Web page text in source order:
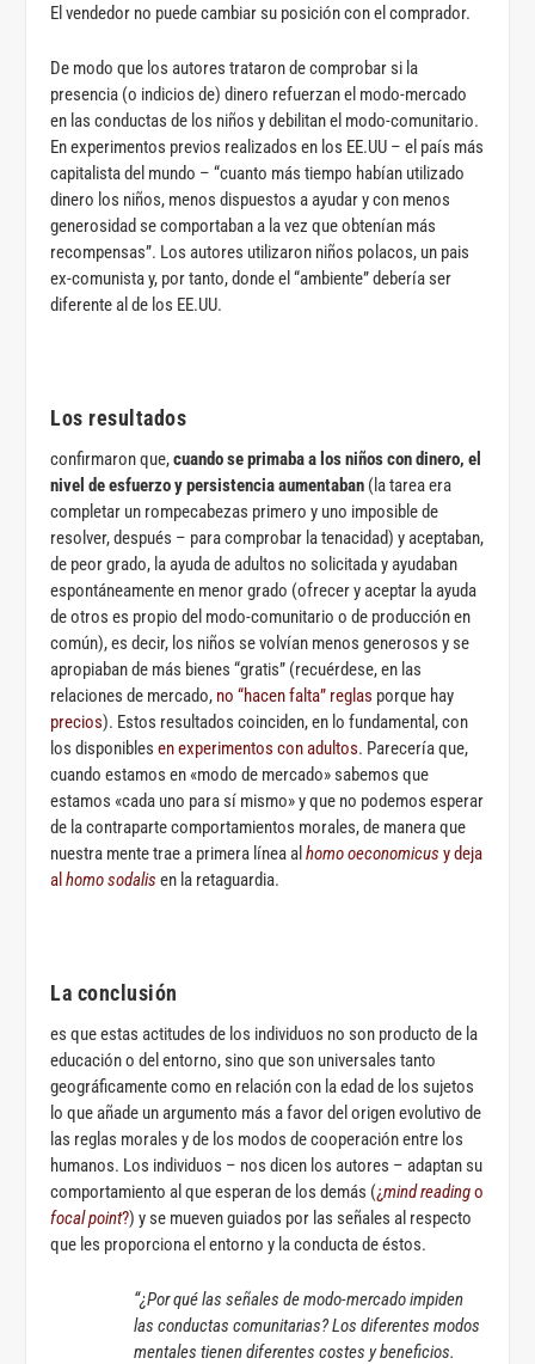
El vendedor no puede cambiar su posición con el comprador.
De modo que los autores trataron de comprobar si la
presencia (o indicios de) dinero refuerzan el modo-mercado
en las conductas de los niños y debilitan el modo-comunitario.
En experimentos previos realizados en los EE.UU – el país más
capitalista del mundo – “cuanto más tiempo habían utilizado
dinero los niños, menos dispuestos a ayudar y con menos
generosidad se comportaban a la vez que obtenían más
recompensas”. Los autores utilizaron niños polacos, un pais
ex-comunista y, por tanto, donde el “ambiente” debería ser
diferente al de los EE.UU.
Los resultados
confirmaron que,cuando se primaba a los niños con dinero, el
nivel de esfuerzo y persistencia aumentaban (la tarea era
completar un rompecabezas primero y uno imposible de
resolver, después – para comprobar la tenacidad) y aceptaban,
de peor grado, la ayuda de adultos no solicitada y ayudaban
espontáneamente en menor grado (ofrecer y aceptar la ayuda
de otros es propio del modo-comunitario o de producción en
común), es decir, los niños se volvían menos generosos y se
apropiaban de más bienes “gratis” (recuérdese, en las
relaciones de mercado, no “hacen falta” reglas porque hay
precios). Estos resultados coinciden, en lo fundamental, con
los disponiblesen experimentos con adultos. Parecería que,
cuando estamos en «modo de mercado» sabemos que
estamos «cada uno para sí mismo» y que no podemos esperar
de la contraparte comportamientos morales, de manera que
nuestra mente trae a primera línea alhomo oeconomicusy deja
alhomo sodalis en la retaguardia.
La conclusión
es que estas actitudes de los individuos no son producto de la
educación o del entorno, sino que son universales tanto
geográficamente como en relación con la edad de los sujetos
lo que añade un argumento más a favor del origen evolutivo de
las reglas morales y de los modos de cooperación entre los
humanos. Los individuos – nos dicen los autores – adaptan su
comportamiento al que esperan de los demás (¿mind readingo
focal point?) y se mueven guiados por las señales al respecto
que les proporciona el entorno y la conducta de éstos.
“¿Por qué las señales de modo-mercado impiden
las conductas comunitarias? Los diferentes modos
mentales tienen diferentes costes y beneficios.